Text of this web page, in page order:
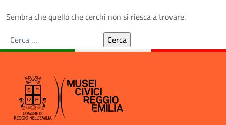
Sembra che quello che cerchi non si riesca a trovare.
Ricerca
per: